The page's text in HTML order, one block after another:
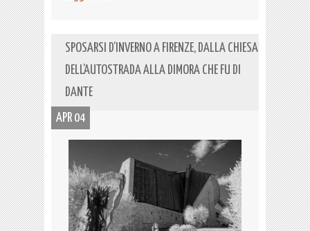
SPOSARSI D’INVERNO A FIRENZE, DALLA CHIESA
DELL’AUTOSTRADA ALLA DIMORA CHE FU DI
DANTE
APR 04